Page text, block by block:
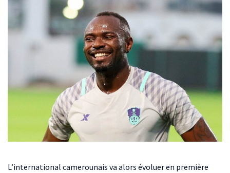
L’international camerounais va alors évoluer en première